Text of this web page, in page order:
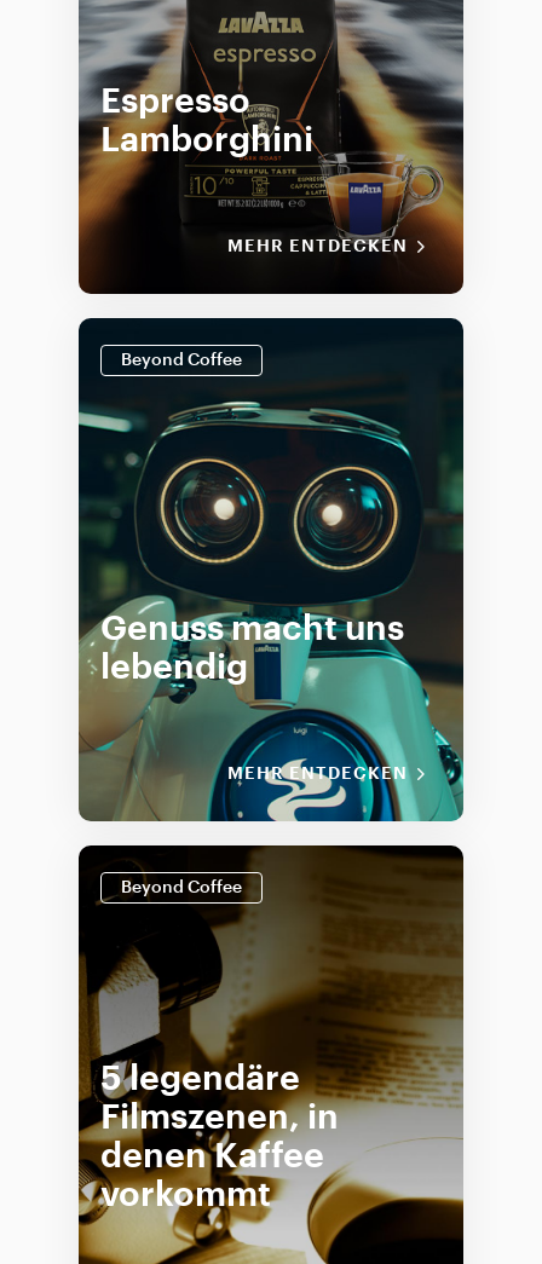
Espresso
Lamborghini
MEHR ENTDECKEN
Beyond Coffee
Genuss macht uns
lebendig
MEHR ENTDECKEN
Beyond Coffee
5 legendäre
Filmszenen, in
denen Kaffee
vorkommt